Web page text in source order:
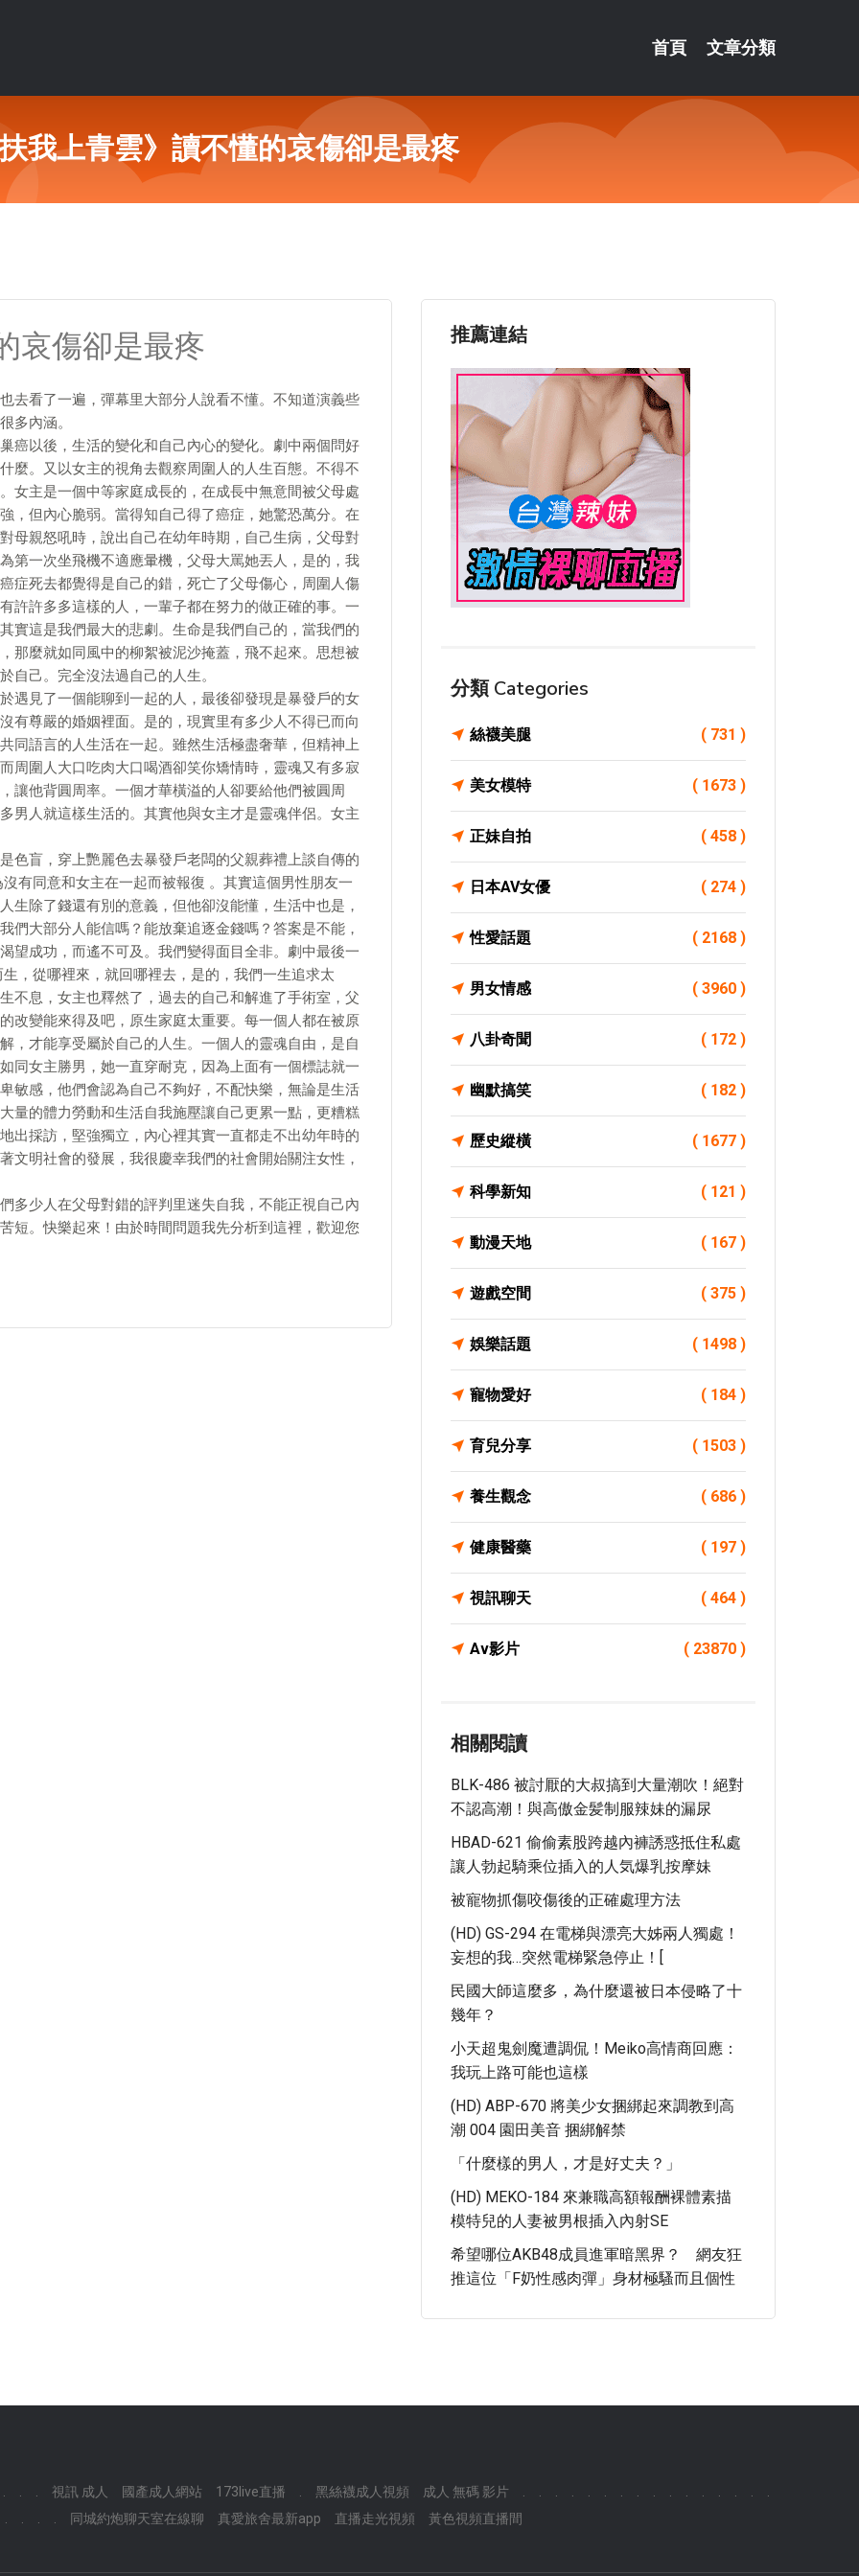
首頁 文章分類
我上青雲》讀不懂的哀傷卻是最疼
哀傷卻是最疼
去看了一遍，彈幕里大部分人說看不懂。不知道演義些
多內涵。
癌以後，生活的變化和自己內心的變化。劇中兩個問好
麼。又以女主的視角去觀察周圍人的人生百態。不得不
女主是一個中等家庭成長的，在成長中無意間被父母處
，但內心脆弱。當得知自己得了癌症，她驚恐萬分。在
母親怒吼時，說出自己在幼年時期，自己生病，父母對
第一次坐飛機不適應暈機，父母大罵她丟人，是的，我
症死去都覺得是自己的錯，死亡了父母傷心，周圍人傷
許許多多這樣的人，一輩子都在努力的做正確的事。一
實這是我們最大的悲劇。生命是我們自己的，當我們的
那麼就如同風中的柳絮被泥沙掩蓋，飛不起來。思想被
自己。完全沒法過自己的人生。
遇見了一個能聊到一起的人，最後卻發現是暴發戶的女
有尊嚴的婚姻裡面。是的，現實里有多少人不得已而向
同語言的人生活在一起。雖然生活極盡奢華，但精神上
周圍人大口吃肉大口喝酒卻笑你矯情時，靈魂又有多寂
讓他背圓周率。一個才華橫溢的人卻要給他們被圓周
男人就這樣生活的。其實他與女主才是靈魂伴侶。女主
色盲，穿上艷麗色去暴發戶老闆的父親葬禮上談自傳的
有同意和女主在一起而被報復 。其實這個男性朋友一
生除了錢還有別的意義，但他卻沒能懂，生活中也是，
們大部分人能信嗎？能放棄追逐金錢嗎？答案是不能，
望成功，而遙不可及。我們變得面目全非。劇中最後一
，從哪裡來，就回哪裡去，是的，我們一生追求太
不息，女主也釋然了，過去的自己和解進了手術室，父
改變能來得及吧，原生家庭太重要。每一個人都在被原
，才能享受屬於自己的人生。一個人的靈魂自由，是自
同女主勝男，她一直穿耐克，因為上面有一個標誌就一
敏感，他們會認為自己不夠好，不配快樂，無論是生活
量的體力勞動和生活自我施壓讓自己更累一點，更糟糕
出採訪，堅強獨立，內心裡其實一直都走不出幼年時的
文明社會的發展，我很慶幸我們的社會開始關注女性，
多少人在父母對錯的評判里迷失自我，不能正視自己內
短。快樂起來！由於時間問題我先分析到這裡，歡迎您
推薦連結
分類 Categories
絲襪美腿 ( 731 )
美女模特 ( 1673 )
正妹自拍 ( 458 )
日本AV女優 ( 274 )
性愛話題 ( 2168 )
男女情感 ( 3960 )
八卦奇聞 ( 172 )
幽默搞笑 ( 182 )
歷史縱橫 ( 1677 )
科學新知 ( 121 )
動漫天地 ( 167 )
遊戲空間 ( 375 )
娛樂話題 ( 1498 )
寵物愛好 ( 184 )
育兒分享 ( 1503 )
養生觀念 ( 686 )
健康醫藥 ( 197 )
視訊聊天 ( 464 )
Av影片 ( 23870 )
相關閱讀
BLK-486 被討厭的大叔搞到大量潮吹！絕對
不認高潮！與高傲金髪制服辣妹的漏尿
HBAD-621 偷偷素股跨越內褲誘惑抵住私處
讓人勃起騎乘位插入的人気爆乳按摩妹
被寵物抓傷咬傷後的正確處理方法
(HD) GS-294 在電梯與漂亮大姊兩人獨處！
妄想的我…突然電梯緊急停止！[
民國大師這麼多，為什麼還被日本侵略了十
幾年？
小天超鬼劍魔遭調侃！Meiko高情商回應：
我玩上路可能也這樣
(HD) ABP-670 將美少女捆綁起來調教到高
潮 004 園田美音 捆綁解禁
「什麼樣的男人，才是好丈夫？」
(HD) MEKO-184 來兼職高額報酬裸體素描
模特兒的人妻被男根插入內射SE
希望哪位AKB48成員進軍暗黑界？ 網友狂
推這位「F奶性感肉彈」身材極騷而且個性
視訊 成人 國產成人網站 173live直播 黑絲襪成人視頻 成人 無碼 影片
同城約炮聊天室在線聊 真愛旅舍最新app 直播走光視頻 黃色視頻直播間